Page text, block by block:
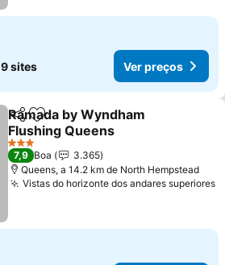
9 sites Ver preços
PartilharAdicionar aos favoritos
Ramada by Wyndham
Flushing Queens
3 Estrelas
7,9 Boa
3.365
Queens, a 14.2 km de North Hempstead
Vistas do horizonte dos andares superiores